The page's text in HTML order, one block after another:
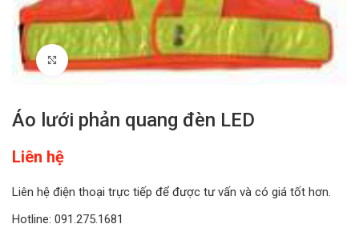
Click to enlarge
Áo lưới phản quang đèn LED
Liên hệ
Liên hệ điện thoại trực tiếp để được tư vấn và có giá tốt hơn.
Hotline: 091.275.1681